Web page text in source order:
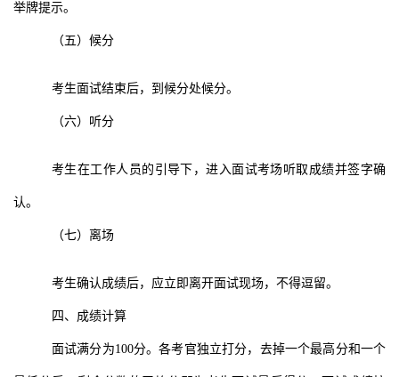
举牌提示。
（五）候分
考生面试结束后，到候分处候分。
（六）听分
考生在工作人员的引导下，进入面试考场听取成绩并签字确
认。
（七）离场
考生确认成绩后，应立即离开面试现场，不得逗留。
四、成绩计算
面试满分为100分。各考官独立打分，去掉一个最高分和一个